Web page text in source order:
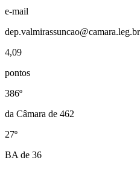
e-mail
dep.valmirassuncao@camara.leg.br
4,09
pontos
386º
da Câmara de 462
27º
BA de 36